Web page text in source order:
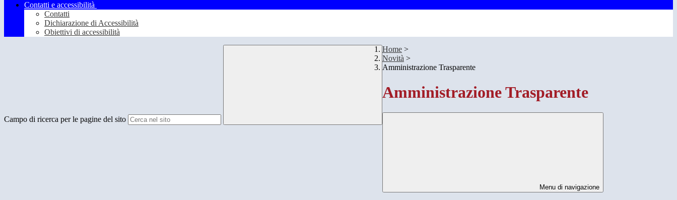
Contatti e accessibilità
Contatti
Dichiarazione di Accessibilità
Obiettivi di accessibilità
Campo di ricerca per le pagine del sito
Home >
Novità >
Amministrazione Trasparente
Amministrazione Trasparente
Menu di navigazione